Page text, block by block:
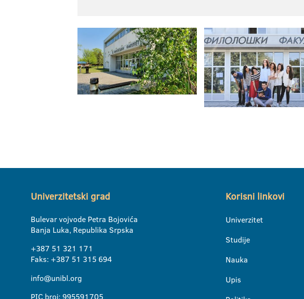
Univerzitetski grad
Bulevar vojvode Petra Bojovića
Banja Luka, Republika Srpska
+387 51 321 171
Faks: +387 51 315 694
info@unibl.org
PIC broj: 995591705
Korisni linkovi
Univerzitet
Studije
Nauka
Upis